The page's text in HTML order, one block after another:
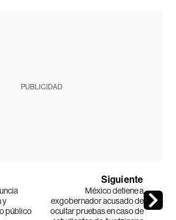
PUBLICIDAD
y
público
Siguiente
México detiene a
exgobernador acusado de
ocultar pruebas en caso de